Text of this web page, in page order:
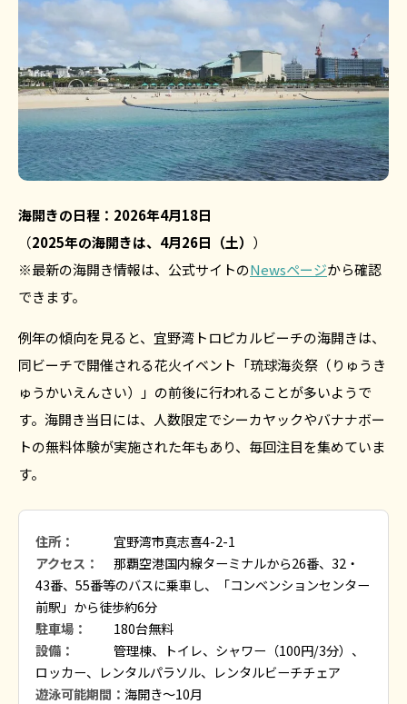
海開きの日程：2026年4月18日
（2025年の海開きは、4月26日（土） ）
※最新の海開き情報は、公式サイトのNewsページから確認
できます。
例年の傾向を見ると、宜野湾トロピカルビーチの海開きは、
同ビーチで開催される花火イベント「琉球海炎祭（りゅうき
ゅうかいえんさい）」の前後に行われることが多いようで
す。海開き当日には、人数限定でシーカヤックやバナナボー
トの無料体験が実施された年もあり、毎回注目を集めていま
す。
住所：
宜野湾市真志喜4-2-1
アクセス：
那覇空港国内線ターミナルから26番、32・
43番、55番等のバスに乗車し、「コンベンションセンター
前駅」から徒歩約6分
駐車場：
180台無料
設備：
管理棟、トイレ、シャワー（100円/3分）、
ロッカー、レンタルパラソル、レンタルビーチチェア
遊泳可能期間： 海開き〜10月